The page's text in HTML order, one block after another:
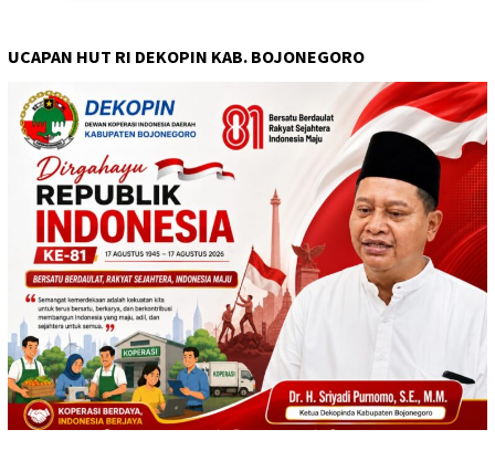
UCAPAN HUT RI DEKOPIN KAB. BOJONEGORO